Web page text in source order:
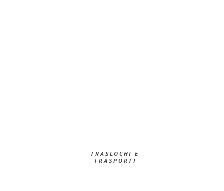
TRASLOCHI E
TRASPORTI​